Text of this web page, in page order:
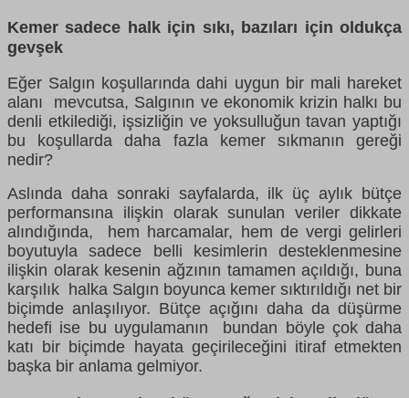
Kemer sadece halk için sıkı, bazıları için oldukça
gevşek
Eğer Salgın koşullarında dahi uygun bir mali hareket
alanı mevcutsa, Salgının ve ekonomik krizin halkı bu
denli etkilediği, işsizliğin ve yoksulluğun tavan yaptığı
bu koşullarda daha fazla kemer sıkmanın gereği
nedir?
Aslında daha sonraki sayfalarda, ilk üç aylık bütçe
performansına ilişkin olarak sunulan veriler dikkate
alındığında, hem harcamalar, hem de vergi gelirleri
boyutuyla sadece belli kesimlerin desteklenmesine
ilişkin olarak kesenin ağzının tamamen açıldığı, buna
karşılık halka Salgın boyunca kemer sıktırıldığı net bir
biçimde anlaşılıyor. Bütçe açığını daha da düşürme
hedefi ise bu uygulamanın bundan böyle çok daha
katı bir biçimde hayata geçirileceğini itiraf etmekten
başka bir anlama gelmiyor.